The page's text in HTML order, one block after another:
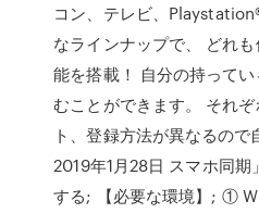
コン、テレビ、
なラインナップで、 どれ
能を搭載！ 自分の持って
むことができます。 それ
ト、登録方法が異なるの
2019年1月28日 スマホ同
する; 【必要な環境】; ①